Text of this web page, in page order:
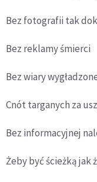
Bez fotografii tak
Bez reklamy śmierci
Bez wiary
Cnót targanych za
Bez informacyjnej
Żeby być ścieżką jak